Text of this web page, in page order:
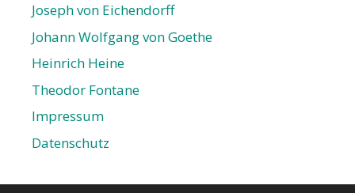
Joseph von Eichendorff
Johann Wolfgang von Goethe
Heinrich Heine
Theodor Fontane
Impressum
Datenschutz­